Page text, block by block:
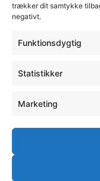
trækker dit samtykke
negativt.
Funktionsdygtig
Statistikker
Marketing